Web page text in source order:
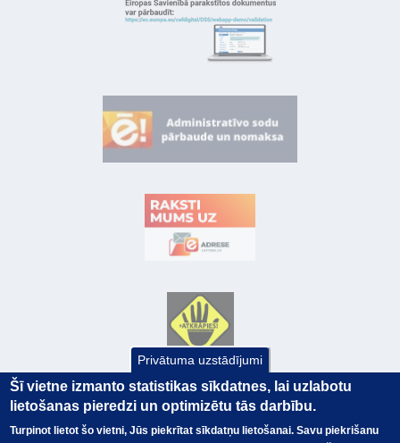
Privātuma uzstādījumi
Šī vietne izmanto statistikas sīkdatnes, lai uzlabotu
lietošanas pieredzi un optimizētu tās darbību.
Turpinot lietot šo vietni, Jūs piekrītat sīkdatņu lietošanai. Savu piekrišanu